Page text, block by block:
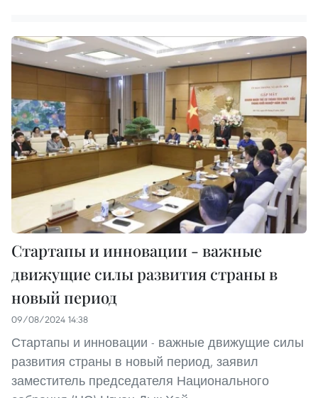
Стартапы и инновации - важные
движущие силы развития страны в
новый период
09/08/2024 14:38
Стартапы и инновации - важные движущие силы
развития страны в новый период, заявил
заместитель председателя Национального